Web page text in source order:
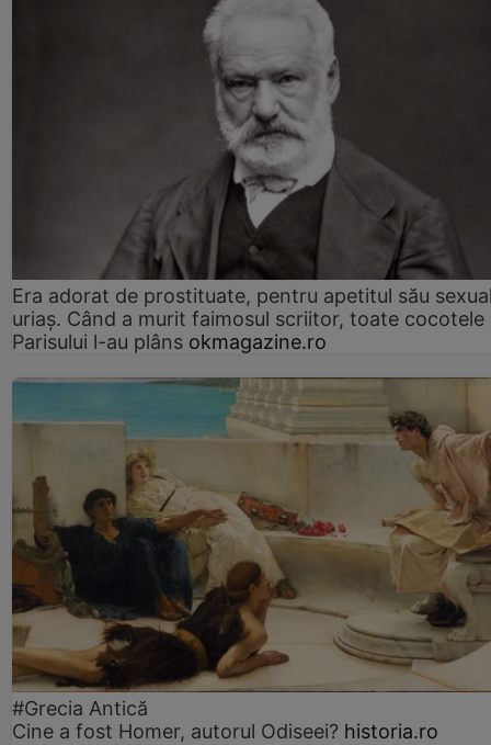
Era adorat de prostituate, pentru apetitul său
uriaș. Când a murit faimosul scriitor, toate cocotele
Parisului l-au plâns okmagazine.ro
#Grecia Antică
Cine a fost Homer, autorul Odiseei? historia.ro